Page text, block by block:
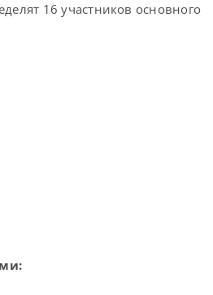
16 участников основного